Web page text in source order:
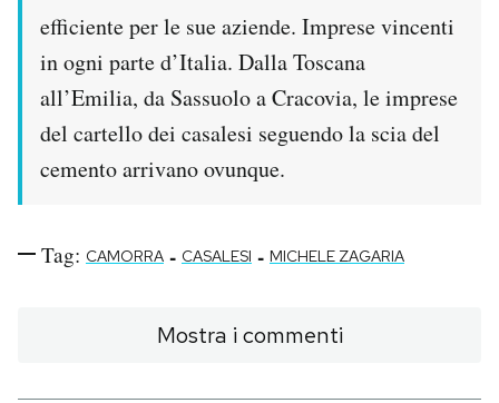
efficiente per le sue aziende. Imprese vincenti
in ogni parte d’Italia. Dalla Toscana
all’Emilia, da Sassuolo a Cracovia, le imprese
del cartello dei casalesi seguendo la scia del
cemento arrivano ovunque.
Tag: CAMORRA - CASALESI - MICHELE ZAGARIA
Mostra i commenti